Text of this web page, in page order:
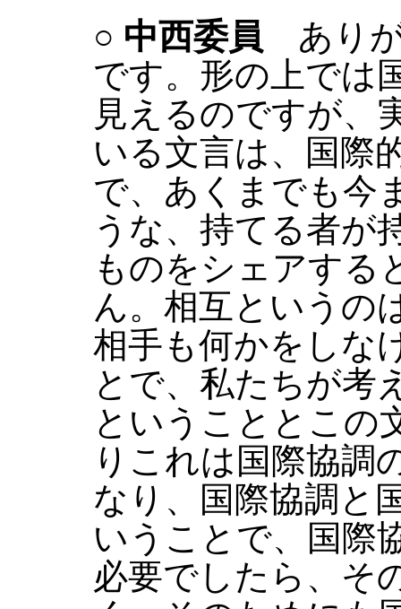
○ 中西委員
あり
です。形の上では
見えるのですが、
いる文言は、国際
で、あくまでも今
うな、持てる者が
ものをシェアする
ん。相互というの
相手も何かをしな
とで、私たちが考
ということとこの
りこれは国際協調
なり、国際協調と
いうことで、国際
必要でしたら、そ